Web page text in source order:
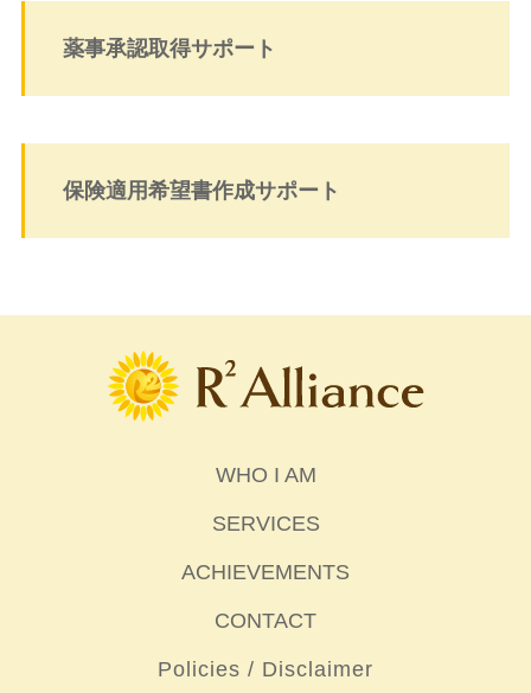
薬事承認取得サポート
保険適用希望書作成サポート
WHO I AM
SERVICES
ACHIEVEMENTS
CONTACT
Policies / Disclaimer